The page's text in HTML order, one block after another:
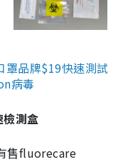
罩品牌$19快速測試
病毒
測盒
售fluorecare